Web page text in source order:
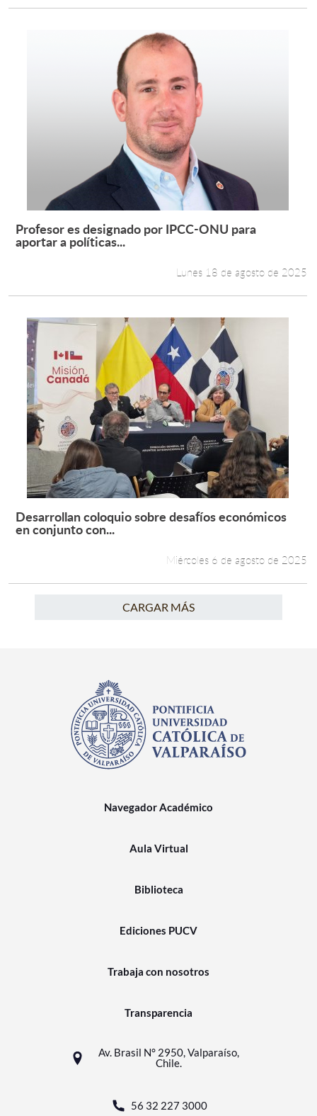
Leer más +
Profesor es designado por IPCC-ONU para
aportar a políticas...
Lunes 18 de agosto de 2025
Leer más +
Desarrollan coloquio sobre desafíos económicos
en conjunto con...
Miércoles 6 de agosto de 2025
CARGAR MÁS
Navegador Académico
Aula Virtual
Biblioteca
Ediciones PUCV
Trabaja con nosotros
Transparencia
Av. Brasil N° 2950, Valparaíso,
Chile.
56 32 227 3000